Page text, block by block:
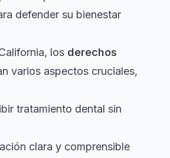
defender su bienestar
los derechos
varios aspectos cruciales,
tratamiento dental sin
clara y comprensible